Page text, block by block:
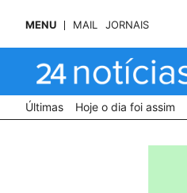
MENU MAIL JORNAIS
Últimas Hoje o dia foi assim